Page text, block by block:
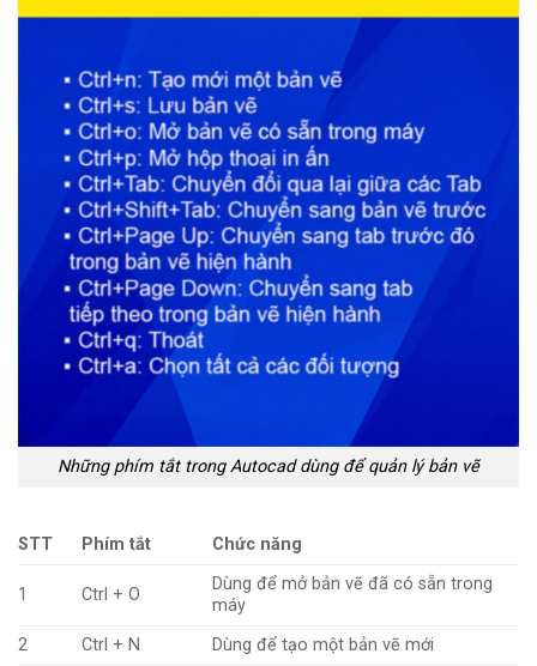
Những phím tắt trong Autocad dùng để quản lý bản vẽ
STT Phím tắt Chức năng
1 Ctrl + O
Dùng để mở bản vẽ đã có sẵn trong
máy
2
Ctrl + N
Dùng để tạo một bản vẽ mới